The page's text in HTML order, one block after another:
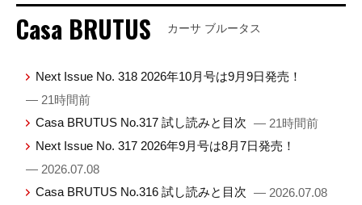
Casa BRUTUS カーサ ブルータス
Next Issue No. 318 2026年10月号は9月9日発売！
— 21時間前
Casa BRUTUS No.317 試し読みと目次 — 21時間前
Next Issue No. 317 2026年9月号は8月7日発売！
— 2026.07.08
Casa BRUTUS No.316 試し読みと目次 — 2026.07.08